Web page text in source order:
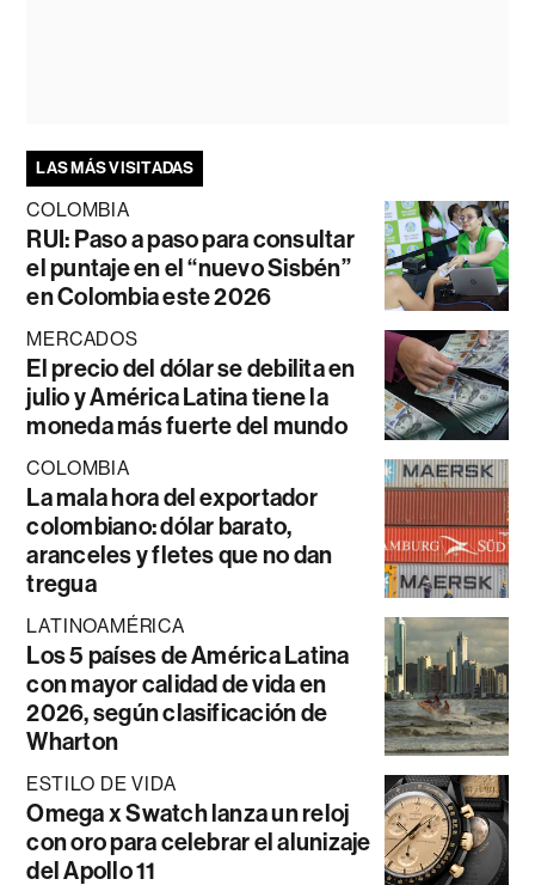
LAS MÁS VISITADAS
COLOMBIA
RUI: Paso a paso para consultar
el puntaje en el “nuevo Sisbén”
en Colombia este 2026
MERCADOS
El precio del dólar se debilita en
julio y América Latina tiene la
moneda más fuerte del mundo
COLOMBIA
La mala hora del exportador
colombiano: dólar barato,
aranceles y fletes que no dan
tregua
LATINOAMÉRICA
Los 5 países de América Latina
con mayor calidad de vida en
2026, según clasificación de
Wharton
ESTILO DE VIDA
Omega x Swatch lanza un reloj
con oro para celebrar el alunizaje
del Apollo 11